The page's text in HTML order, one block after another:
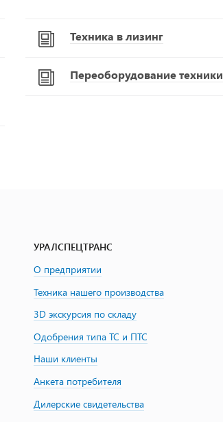
Техника в лизинг
Переоборудование техники
УРАЛСПЕЦТРАНС
О предприятии
Техника нашего производства
3D экскурсия по складу
Одобрения типа ТС и ПТС
Наши клиенты
Анкета потребителя
Дилерские свидетельства